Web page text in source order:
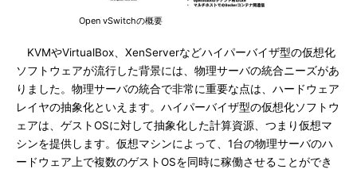
Open vSwitchの概要
KVMやVirtualBox、XenServerなどハイパーバイザ型の仮想化
ソフトウェアが流行した背景には、物理サーバの統合ニーズがあ
りました。物理サーバの統合で非常に重要な点は、ハードウェア
レイヤの抽象化といえます。ハイパーバイザ型の仮想化ソフトウ
ェアは、ゲストOSに対して抽象化した計算資源、つまり仮想マ
シンを提供します。仮想マシンによって、1台の物理サーバのハ
ードウェア上で複数のゲストOSを同時に稼働させることができ